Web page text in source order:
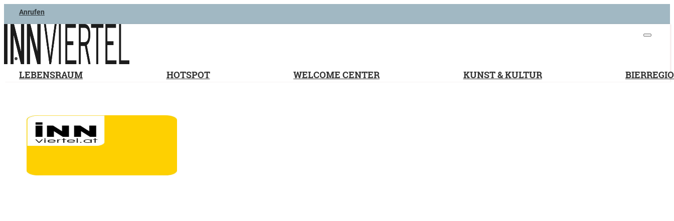
Anrufen
LEBENSRAUM HOTSPOT WELCOME CENTER KUNST & KULTUR